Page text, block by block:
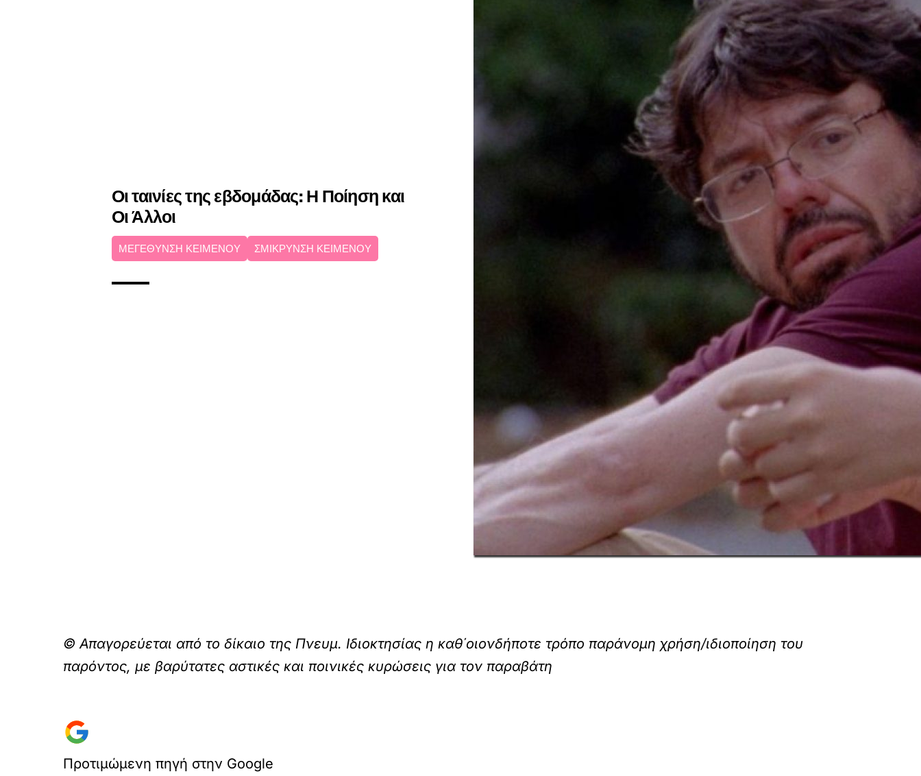
Οι ταινίες της εβδομάδας: Η Ποίηση και
Οι Άλλοι
ΜΕΓΕΘΥΝΣΗ ΚΕΙΜΕΝΟΥ ΣΜΙΚΡΥΝΣΗ ΚΕΙΜΕΝΟΥ
© Απαγορεύεται από το δίκαιο της Πνευμ. Ιδιοκτησίας η καθ΄οιονδήποτε τρόπο παράνομη χρήση/ιδιοποίηση του
παρόντος, με βαρύτατες αστικές και ποινικές κυρώσεις για τον παραβάτη
Προτιμώμενη πηγή στην Google